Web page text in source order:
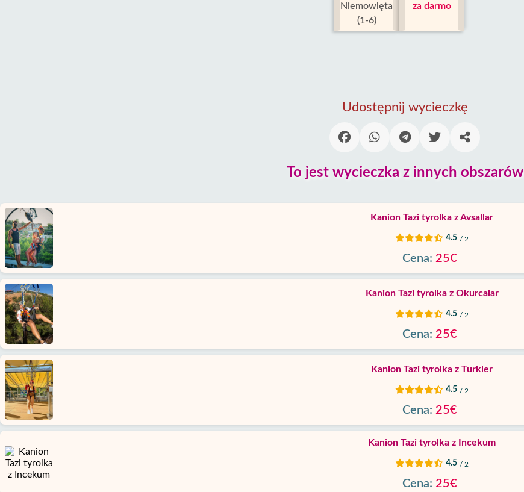
Strona
Główna
Konakli
Alanya
wioski
Blog
Niemowlęta
(1-6)
za darmo
Udostępnij wycieczkę
To jest wycieczka z innych obszarów
Kanion Tazi tyrolka z Avsallar
4.5 / 2
Cena: 25€
Kanion Tazi tyrolka z Okurcalar
4.5 / 2
Cena: 25€
Kanion Tazi tyrolka z Turkler
4.5 / 2
Cena: 25€
Kanion Tazi tyrolka z Incekum
4.5 / 2
Cena: 25€